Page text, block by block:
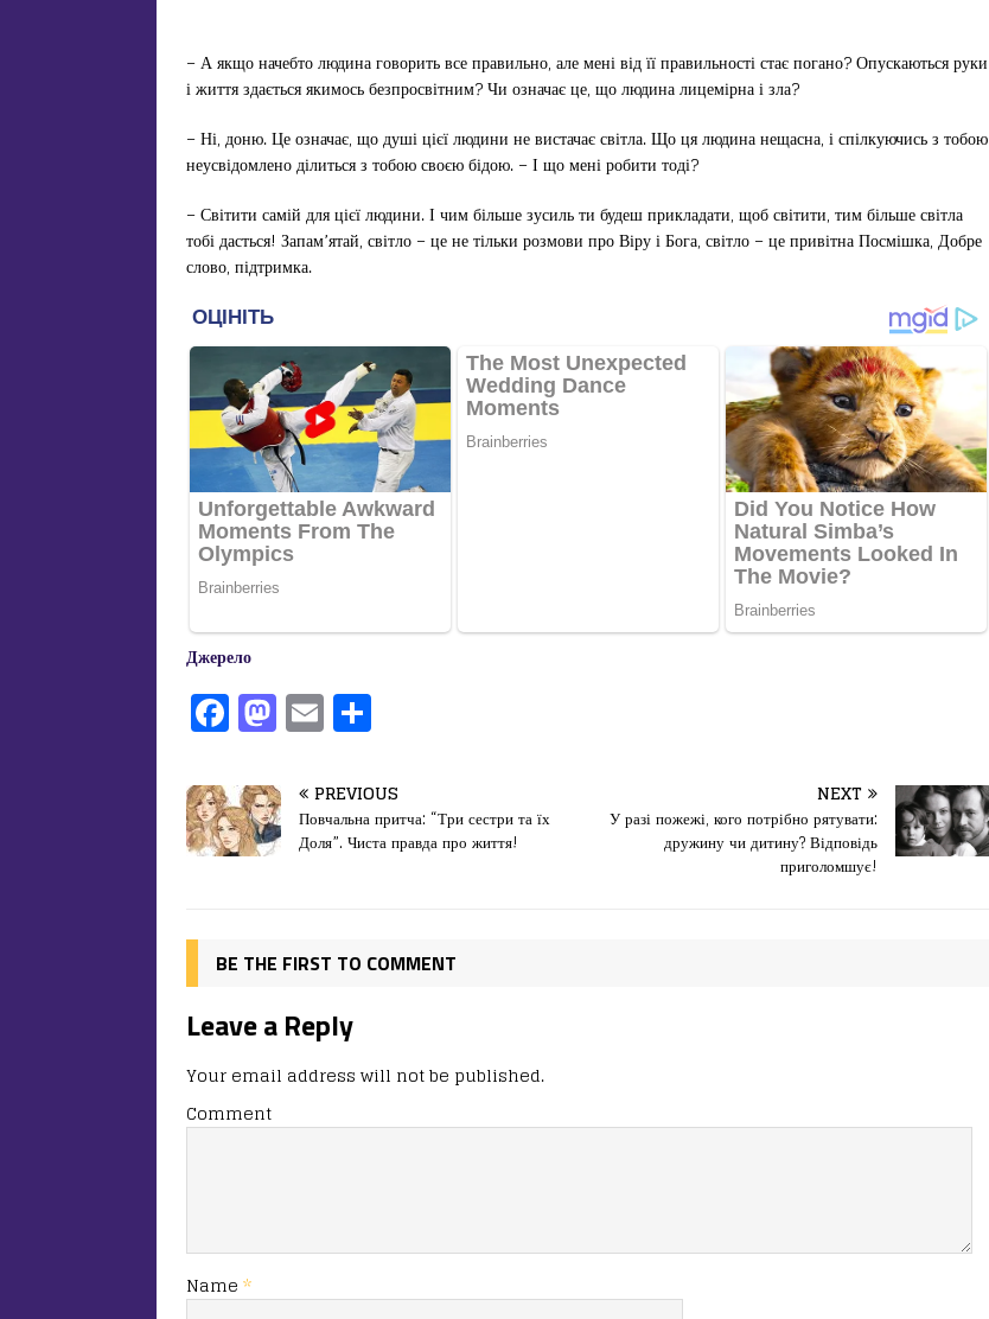
– А якщо начебто людина говорить все правильно, але мені від її правильності стає погано? Опускаються руки
і життя здається якимось безпросвітним? Чи означає це, що людина лицемірна і зла?
– Ні, доню. Це означає, що душі цієї людини не вистачає світла. Що ця людина нещасна, і спілкуючись з тобою
неусвідомлено ділиться з тобою своєю бідою. – І що мені робити тоді?
– Світити самій для цієї людини. І чим більше зусиль ти будеш прикладати, щоб світити, тим більше світла
тобі дасться! Запам’ятай, світло – це не тільки розмови про Віру і Бога, світло – це привітна Посмішка, Добре
слово, підтримка.
Джерело
F
a
c
e
b
o
k
M
a
st
o
d
n
E
m
ai
l
іл
и
т
я
PREVIOUS
Повчальна притча: “Три сестри та їх
Доля”. Чиста правда про життя!
NEXT
У разі пожежі, кого потрібно рятувати:
дружину чи дитину? Відповідь
приголомшує!
BE THE FIRST TO COMMENT
Leave a Reply
Your email address will not be published.
Comment
Name *